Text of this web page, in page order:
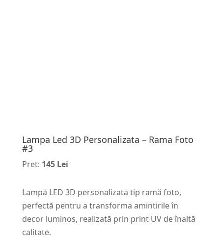
Lampa Led 3D Personalizata – Rama Foto
#3
Pret: 145 Lei
Lampă LED 3D personalizată tip ramă foto,
perfectă pentru a transforma amintirile în
decor luminos, realizată prin print UV de înaltă
calitate.